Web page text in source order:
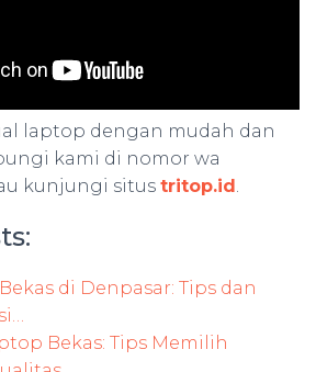
laptop dengan mudah dan
kami di nomor wa
kunjungi situs tritop.id .
di Denpasar: Tips dan
Bekas: Tips Memilih